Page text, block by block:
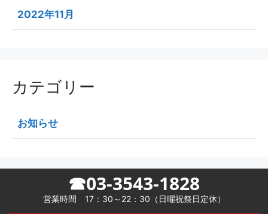
2022年11月
カテゴリー
お知らせ
☎03-3543-1828
営業時間 17：30～22：30（日曜祝祭日定休）